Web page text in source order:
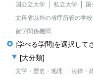
国公立大学 私立大学 国
文科省以外の省庁所管の学校
留学関係機関
[学べる学問]を選択して
[大分類]
文学・歴史・地理 法律・